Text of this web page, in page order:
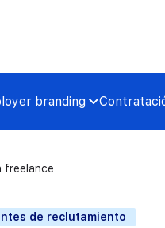
branding
freelance
de reclutamiento